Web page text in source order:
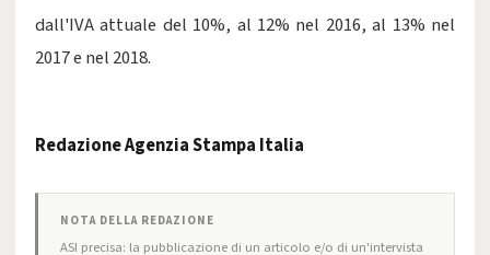
dall'IVA attuale del 10%, al 12% nel 2016, al 13% nel
2017 e nel 2018.
Redazione Agenzia Stampa Italia
NOTA DELLA REDAZIONE
ASI precisa: la pubblicazione di un articolo e/o di un'intervista